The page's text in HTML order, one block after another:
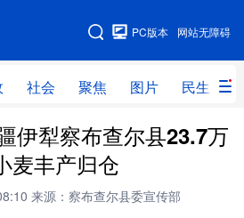
网站无障碍
PC版本
社会 聚焦 图片 民生
网站地图
社会 聚焦
访谈
服务 援疆
伊犁察布查尔县23.7万
麦丰产归仓
来源：察布查尔县委宣传部